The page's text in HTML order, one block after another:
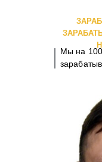
Мы на 100